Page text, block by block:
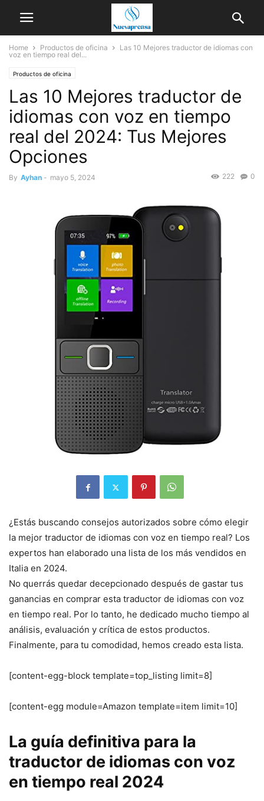
Home Productos de oficina
Las 10 Mejores traductor de idiomas con
voz en tiempo real del...
Productos de oficina
Las 10 Mejores traductor de
idiomas con voz en tiempo
real del 2024: Tus Mejores
Opciones
By Ayhan - mayo 5, 2024 0
222
¿Estás buscando consejos autorizados sobre cómo elegir
la mejor traductor de idiomas con voz en tiempo real? Los
expertos han elaborado una lista de los más vendidos en
Italia en 2024.
No querrás quedar decepcionado después de gastar tus
ganancias en comprar esta traductor de idiomas con voz
en tiempo real. Por lo tanto, he dedicado mucho tiempo al
análisis, evaluación y crítica de estos productos.
Finalmente, para tu comodidad, hemos creado esta lista.
[content-egg-block template=top_listing limit=8]
[content-egg module=Amazon template=item limit=10]
La guía definitiva para la
traductor de idiomas con voz
en tiempo real 2024